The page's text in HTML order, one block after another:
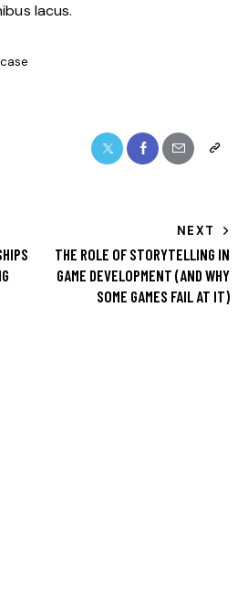
lacus.
NEXT
THE ROLE OF STORYTELLING IN
GAME DEVELOPMENT (AND WHY
SOME GAMES FAIL AT IT)